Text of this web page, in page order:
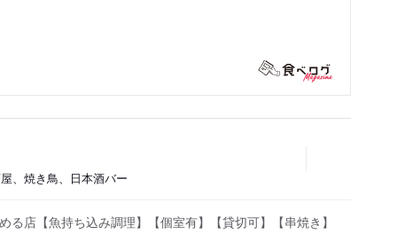
、焼き鳥、日本酒バー
店【魚持ち込み調理】【個室有】【貸切可】【串焼き】